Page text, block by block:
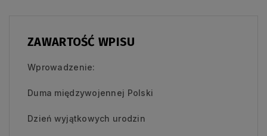
ZAWARTOŚĆ WPISU
Wprowadzenie:
Duma międzywojennej Polski
Dzień wyjątkowych urodzin